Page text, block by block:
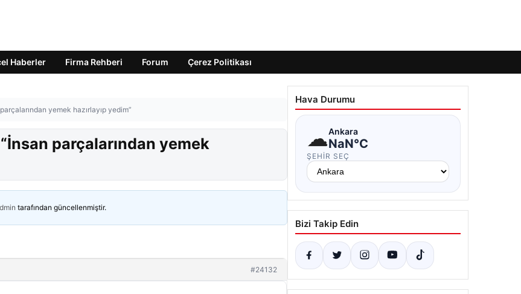
Haberler Firma Rehberi Forum Çerez Politikası
yemek hazırlayıp yedim”
parçalarından yemek
tarafından güncellenmiştir.
#24132
Hava Durumu
☁Ankara
NaN°C
ŞEHIR SEÇ
Bizi Takip Edin